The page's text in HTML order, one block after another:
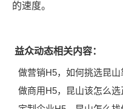
的速度。
益众动态相关内容：
做营销H5，如何挑选昆山
做商用H5，昆山该怎么选